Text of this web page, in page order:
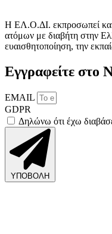
Η ΕΛ.Ο.ΔΙ. εκπροσωπεί και
ατόμων με διαβήτη στην
ευαισθητοποίηση, την
Εγγραφείτε στο
EMAIL
GDPR
Δηλώνω ότι έχω
ΥΠΟΒΟΛΗ